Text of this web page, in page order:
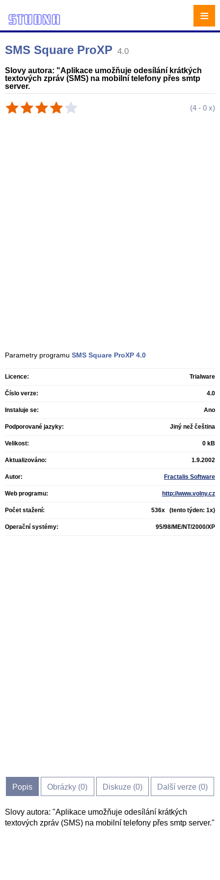
SMS Square ProXP 4.0
Slovy autora: "Aplikace umožňuje odesílání krátkých
textových zpráv (SMS) na mobilní telefony přes smtp
server.
(4 - 0 x)
Parametry programu SMS Square ProXP 4.0
Licence: Trialware
Číslo verze: 4.0
Instaluje se: Ano
Podporované jazyky: Jiný než čeština
Velikost: 0 kB
Aktualizováno: 1.9.2002
Autor: Fractalis Software
Web programu: http://www.volny.cz
Počet stažení: 536x (tento týden: 1x)
Operační systémy: 95/98/ME/NT/2000/XP
Popis Obrázky (0) Diskuze (0) Další verze (0)
Slovy autora: "Aplikace umožňuje odesílání krátkých
textových zpráv (SMS) na mobilní telefony přes smtp server."
≡